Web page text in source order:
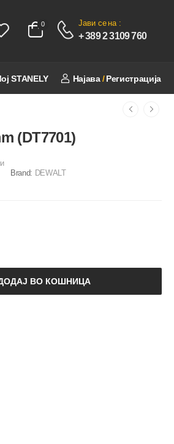
0 0 Јави се на :
+ 389 2 3109 760
STANELY Најава / Регистрација
(DT7701)
Brand: DEWALT
ВО КОШНИЦА